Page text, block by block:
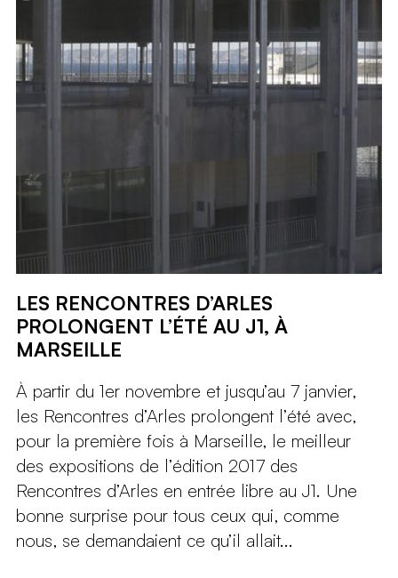
LES RENCONTRES D’ARLES
PROLONGENT L’ÉTÉ AU J1, À
MARSEILLE
À partir du 1er novembre et jusqu’au 7 janvier,
les Rencontres d’Arles prolongent l’été avec,
pour la première fois à Marseille, le meilleur
des expositions de l’édition 2017 des
Rencontres d’Arles en entrée libre au J1. Une
bonne surprise pour tous ceux qui, comme
nous, se demandaient ce qu’il allait...